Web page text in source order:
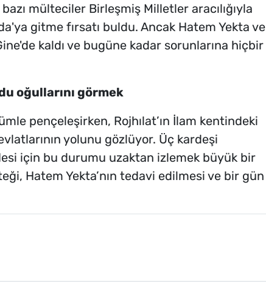
mülteciler Birleşmiş Milletler aracılığıyla
gitme fırsatı buldu. Ancak Hatem Yekta ve
kaldı ve bugüne kadar sorunlarına hiçbir
oğullarını görmek
pençeleşirken, Rojhılat’ın İlam kentindeki
yolunu gözlüyor. Üç kardeşi
için bu durumu uzaktan izlemek büyük bir
Hatem Yekta’nın tedavi edilmesi ve bir gün